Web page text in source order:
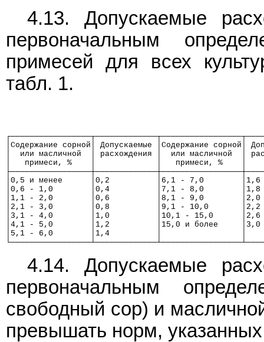
4.13. Допускаемые
первоначальным
примесей для всех
табл. 1.
│Содержание сорной│ Допускаемые │Содержание сорной│
│  или масличной  │ расхождения │  или масличной  │
│   примеси, %    │             │   примеси, %
│0,5 и менее      │0,2          │6,1 - 7,0
│0,6 - 1,0        │0,4          │7,1 - 8,0
│1,1 - 2,0        │0,6          │8,1 - 9,0
│2,1 - 3,0        │0,8          │9,1 - 10,0
│3,1 - 4,0        │1,0          │10,1 - 15,0
│4,1 - 5,0        │1,2          │15,0 и более
│5,1 - 6,0        │1,4          │                 │
4.14. Допускаемые
первоначальным
свободный сор) и
превышать норм,